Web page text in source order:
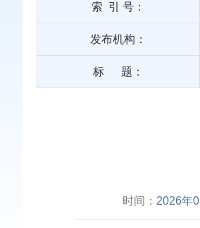
索 引 号：
发布机构：
标 题：
时间： 2026年